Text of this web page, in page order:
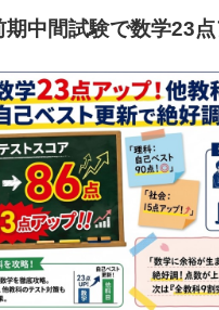
中間試験で数学23点